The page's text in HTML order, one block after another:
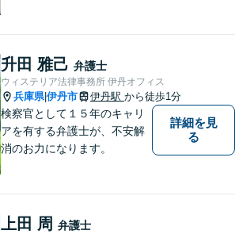
れず、尽力してまいります。
【メーカー法務経験あり】
升田 雅己 弁護士
ウィステリア法律事務所 伊丹オフィス
兵庫県|伊丹市 伊丹駅 から徒歩1分
検察官として１５年のキャリ
アを有する弁護士が、不安解
消のお力になります。
詳細を見
る
上田 周 弁護士